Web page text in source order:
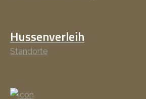
Hussenverleih
Standorte